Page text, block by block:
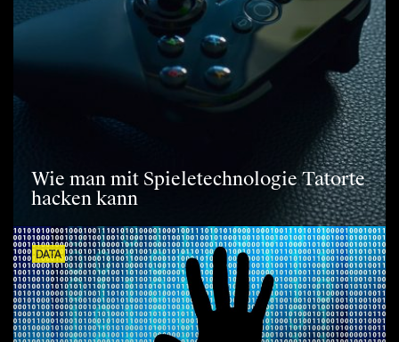
Wie man mit Spieletechnologie Tatorte
hacken kann
DATA